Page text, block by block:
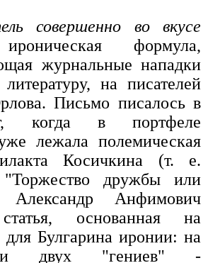
совершенно во вкусе
формула,
журнальные нападки
на писателей
Письмо писалось в
когда в портфеле
лежала полемическая
Косичкина (т. е.
дружбы или
Александр Анфимович
основанная на
для Булгарина иронии: на
двух "гениев" -